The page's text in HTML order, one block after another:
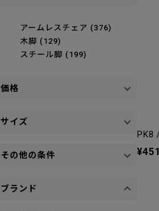
アームレスチェア (376)
木脚 (129)
スチール脚 (199)
価格
サイズ
その他の条件
ブランド
PK8